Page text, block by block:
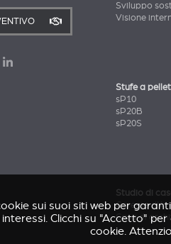
Sviluppo
Visione
Stufe a pellet
sP10
sP20B
sP20S
Studio di
Caresse
Casa di
sui suoi siti web per
Clicchi su "Accetto"
cookie.